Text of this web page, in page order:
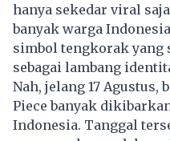
hanya sekedar viral
banyak warga
simbol tengkorak yang
sebagai lambang
Nah, jelang 17 Agustus,
Piece banyak
Indonesia. Tanggal